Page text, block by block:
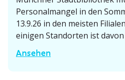
s
es
c
h
i
Perso­nal­mangel in den
13.9.26 in den meisten
einigen Stand­orten ist
M
Ansehen